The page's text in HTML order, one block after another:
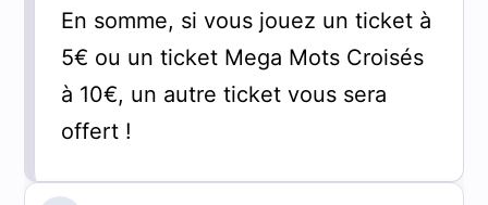
En somme, si vous jouez un ticket à
5€ ou un ticket Mega Mots Croisés
à 10€, un autre ticket vous sera
offert !